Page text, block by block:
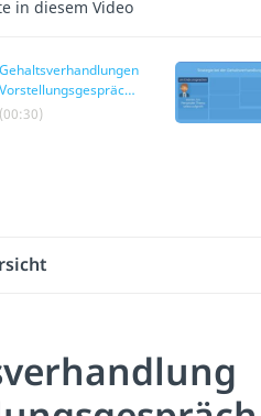
in diesem Video
Gehaltsverhandlungen
Vorstellungsgespräch
– Vorbereitung
(00:30)